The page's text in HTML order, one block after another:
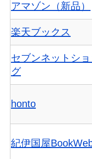
アマゾン（新品）
楽天ブックス
セブンネットシ
グ
honto
紀伊国屋